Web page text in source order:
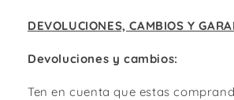
DEVOLUCIONES, CAMBIOS Y
Devoluciones y cambios:
Ten en cuenta que estas